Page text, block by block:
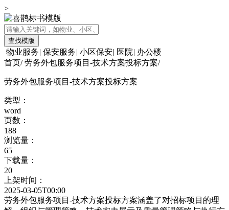
>
查找模版
物业服务| 保安服务| 小区保安| 医院| 办公楼
首页/ 劳务外包服务项目-技术方案投标方案/
劳务外包服务项目-技术方案投标方案
类型：
word
页数：
188
浏览量：
65
下载量：
20
上架时间：
2025-03-05T00:00
劳务外包服务项目-技术方案投标方案涵盖了对招标项目的理